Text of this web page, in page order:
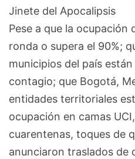
Jinete del Apocalipsis
Pese a que la ocupación
ronda o supera el 90%;
municipios del país
contagio; que Bogotá,
entidades territoriales
ocupación en camas
cuarentenas, toques de
anunciaron traslados de